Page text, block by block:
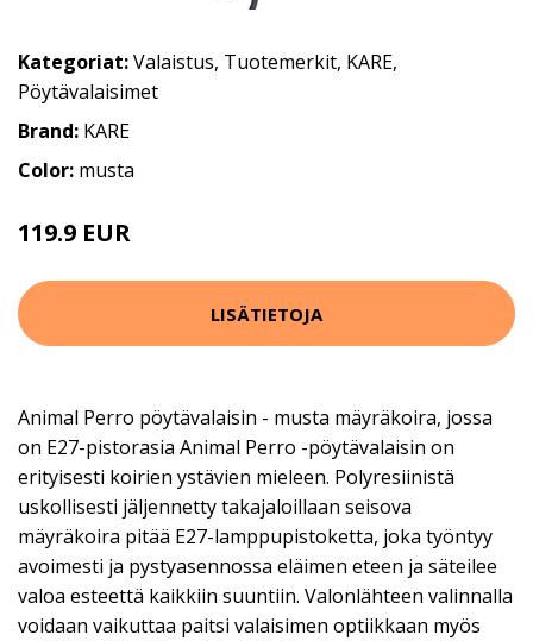
Kategoriat:Valaistus, Tuotemerkit, KARE,
Pöytävalaisimet
Brand: KARE
Color: musta
119.9 EUR
LISÄTIETOJA
Animal Perro pöytävalaisin - musta mäyräkoira, jossa
on E27-pistorasia Animal Perro -pöytävalaisin on
erityisesti koirien ystävien mieleen. Polyresiinistä
uskollisesti jäljennetty takajaloillaan seisova
mäyräkoira pitää E27-lamppupistoketta, joka työntyy
avoimesti ja pystyasennossa eläimen eteen ja säteilee
valoa esteettä kaikkiin suuntiin. Valonlähteen valinnalla
voidaan vaikuttaa paitsi valaisimen optiikkaan myös